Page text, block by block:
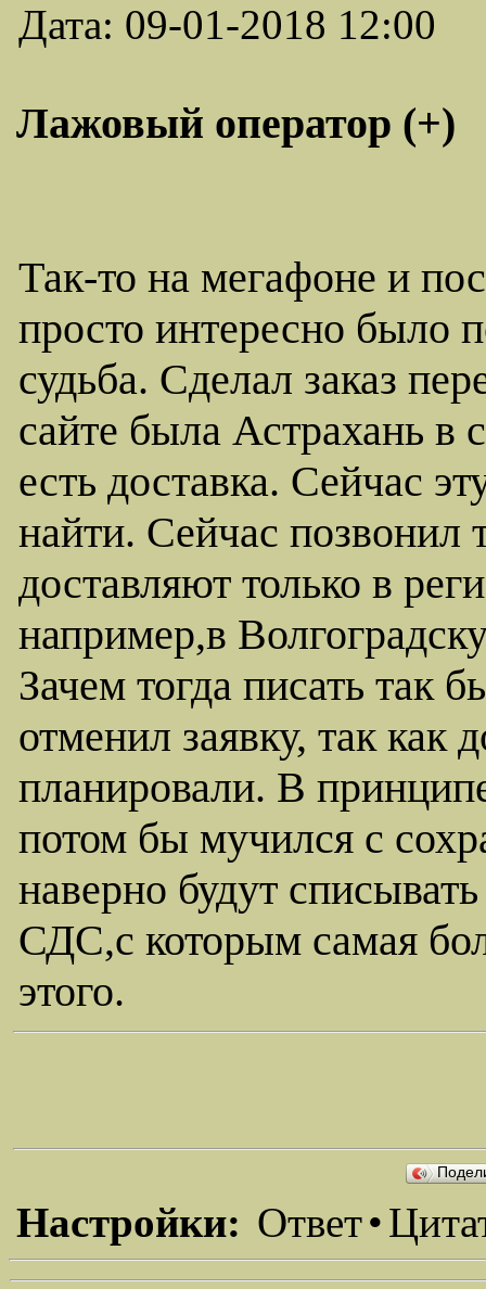
Дата: 09-01-2018 12:00
Лажовый оператор (+)
Так-то на мегафоне и
просто интересно было
судьба. Сделал заказ
сайте была Астрахань в
есть доставка. Сейчас
найти. Сейчас позвонил
доставляют только в
например,в
Зачем тогда писать так
отменил заявку, так как
планировали. В
потом бы мучился с
наверно будут
СДС,с которым самая
этого.
Настройки: Ответ•